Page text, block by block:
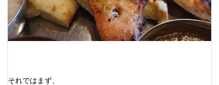
それではまず、